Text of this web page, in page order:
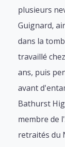
plusieurs
Guignard,
dans la
travaillé
ans, puis
avant
Bathurst
membre de
retraités du